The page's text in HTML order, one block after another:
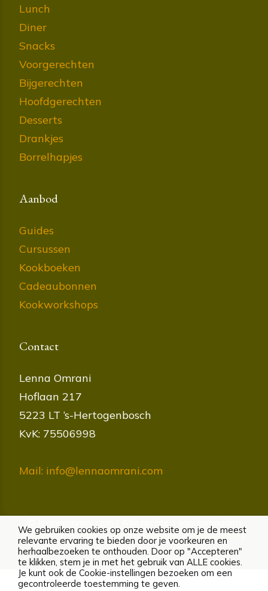
Lunch
Diner
Snacks
Voorgerechten
Bijgerechten
Hoofdgerechten
Desserts
Drankjes
Borrelhapjes
Aanbod
Guides
Cursussen
Kookboeken
Cadeaubonnen
Kookworkshops
Contact
Lenna Omrani
Hoflaan 217
5223 LT ‘s-Hertogenbosch
KvK: 75506998
Mail: info@lennaomrani.com
Cookies|Privacybeleid|Algemene voorwaarden|
Disclaimer
We gebruiken cookies op onze website om je de meest
relevante ervaring te bieden door je voorkeuren en
herhaalbezoeken te onthouden. Door op "Accepteren"
te klikken, stem je in met het gebruik van ALLE cookies.
Je kunt ook de Cookie-instellingen bezoeken om een
gecontroleerde toestemming te geven.